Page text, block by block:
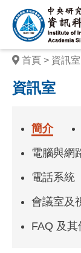
中
央
研
究
院
學
研
究
首頁 資訊室
資訊室
簡介
電腦與網
電話系統
會議室及
FAQ 及其